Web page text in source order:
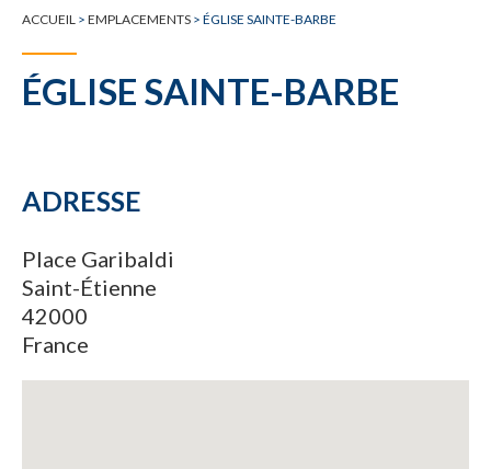
ACCUEIL > EMPLACEMENTS > ÉGLISE SAINTE-BARBE
ÉGLISE SAINTE-BARBE
ADRESSE
Place Garibaldi
Saint-Étienne
42000
France